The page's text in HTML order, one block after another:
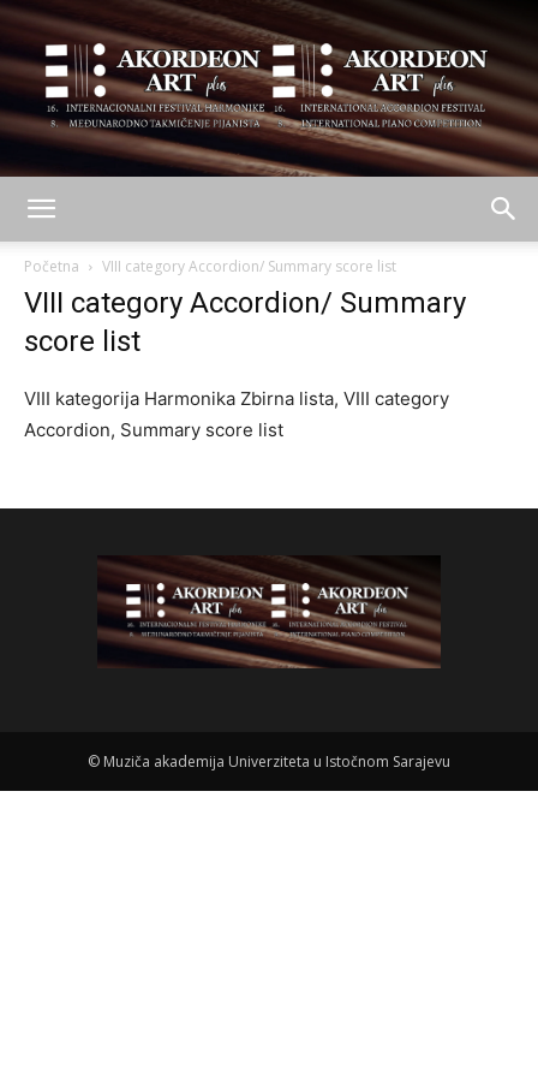
Početna VIII category Accordion/ Summary score list
VIII category Accordion/ Summary
score list
VIII kategorija Harmonika Zbirna lista, VIII category
Accordion, Summary score list
© Muziča akademija Univerziteta u Istočnom Sarajevu